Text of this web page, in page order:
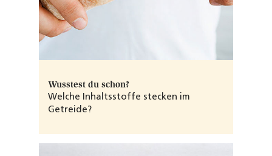
Wusstest du schon?
Welche Inhaltsstoffe stecken im
Getreide?